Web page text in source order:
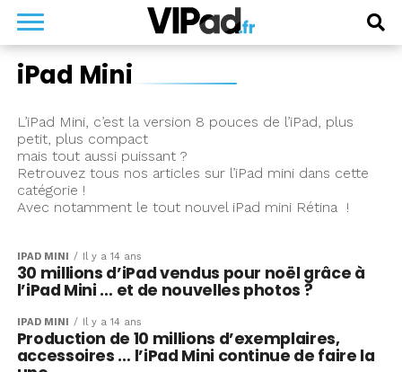
iPad Mini
L’iPad Mini, c’est la version 8 pouces de l’iPad, plus
petit, plus compact
mais tout aussi puissant ?
Retrouvez tous nos articles sur l’iPad mini dans cette
catégorie !
Avec notamment le tout nouvel iPad mini Rétina !
IPAD MINI Il y a 14 ans
30 millions d’iPad vendus pour noël grâce à
l’iPad Mini … et de nouvelles photos ?
IPAD MINI Il y a 14 ans
Production de 10 millions d’exemplaires,
accessoires … l’iPad Mini continue de faire la